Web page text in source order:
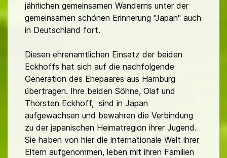
jährlichen gemeinsamen Wanderns unter der
gemeinsamen schönen Erinnerung "Japan" auch
in Deutschland fort.
Diesen ehrenamtlichen Einsatz der beiden
Eckhoffs hat sich auf die nachfolgende
Generation des Ehepaares aus Hamburg
übertragen. Ihre beiden Söhne, Olaf und
Thorsten Eckhoff, sind in Japan
aufgewachsen und bewahren die Verbindung
zu der japanischen Heimatregion ihrer Jugend.
Sie haben von hier die internationale Welt ihrer
Eltern aufgenommen, leben mit ihren Familien